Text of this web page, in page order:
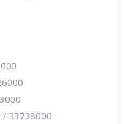
/ 33738000